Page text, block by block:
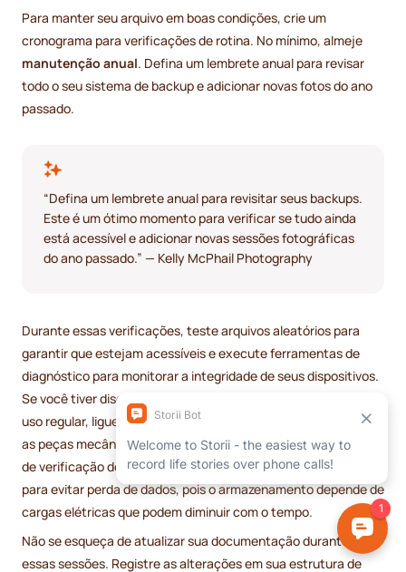
Para manter seu arquivo em boas condições, crie um
cronograma para verificações de rotina. No mínimo, almeje
manutenção anual. Defina um lembrete anual para revisar
todo o seu sistema de backup e adicionar novas fotos do ano
passado.
“Defina um lembrete anual para revisitar seus backups.
Este é um ótimo momento para verificar se tudo ainda
está acessível e adicionar novas sessões fotográficas
do ano passado.” — Kelly McPhail Photography
Durante essas verificações, teste arquivos aleatórios para
garantir que estejam acessíveis e execute ferramentas de
diagnóstico para monitorar a integridade de seus dispositivos.
Se você tiver discos rígidos de arquivamento que não estão em
uso regular, ligue-os pelo menos uma vez por ano para manter
as peças mecânicas lubrificadas e realizar um teste completo
de verificação de dados. Para SSDs, ligue-os ocasionalmente
para evitar perda de dados, pois o armazenamento depende de
cargas elétricas que podem diminuir com o tempo.
Não se esqueça de atualizar sua documentação durante
essas sessões. Registre as alterações em sua estrutura de